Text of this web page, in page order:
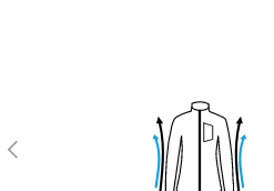
PRÉCÉDENT